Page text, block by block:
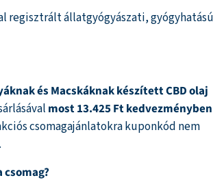
regisztrált állatgyógyászati, gyógyhatású
és Macskáknak készített CBD olaj
most 13.425 Ft kedvezményben
csomagajánlatokra kuponkód nem